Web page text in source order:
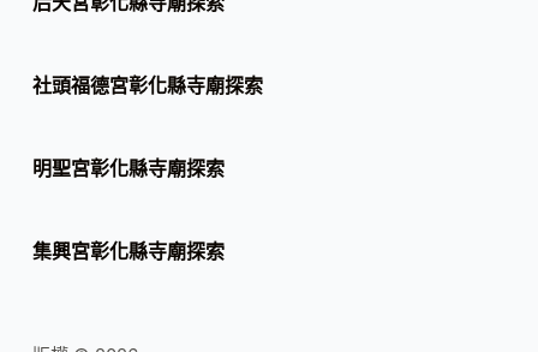
社頭福德宮彰化縣寺廟探索
明聖宮彰化縣寺廟探索
集興宮彰化縣寺廟探索